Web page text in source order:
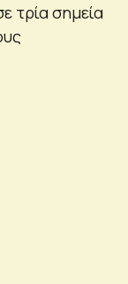
τρία σημεία